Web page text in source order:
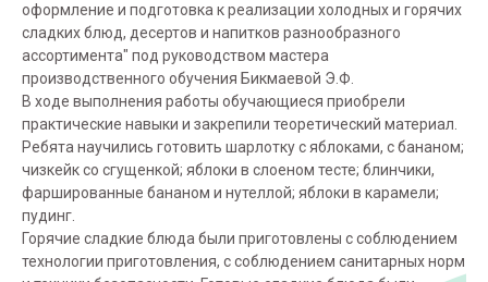
оформление и подготовка к реализации холодных и горячих
сладких блюд, десертов и напитков разнообразного
ассортимента" под руководством мастера
производственного обучения Бикмаевой Э.Ф.
В ходе выполнения работы обучающиеся приобрели
практические навыки и закрепили теоретический материал.
Ребята научились готовить шарлотку с яблоками, с бананом;
чизкейк со сгущенкой; яблоки в слоеном тесте; блинчики,
фаршированные бананом и нутеллой; яблоки в карамели;
пудинг.
Горячие сладкие блюда были приготовлены с соблюдением
технологии приготовления, с соблюдением санитарных норм